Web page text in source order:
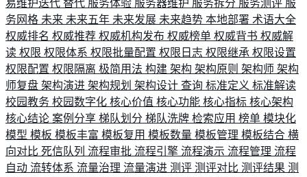
易维护迭代 替代 服务体验 服务器维护 服务拆分 服务测评 服
务网格 未来 未来五年 未来发展 未来趋势 本地部署 术语大全
权威排名 权威推荐 权威机构发布 权威榜单 权威背书 权威解
读 权限 权限体系 权限批量配置 权限日志 权限继承 权限设置
权限配置 权限隔离 极简用法 构建 架构 架构原则 架构师 架构
师复盘 架构演进 架构规划 架构设计 查询 标准定义 标准解读
校园教务 校园数字化 核心价值 核心功能 核心指标 核心架构
核心结论 案例分享 梯队划分 梯队洗牌 检索应用 榜单 模块化
模型 模板 模板丰富 模板复用 模板数量 模板管理 模板结合 横
向对比 死信队列 流程审批 流程引擎 流程演示 流程管理 流程
自动 流转体系 流量治理 流量演进 测评 测评对比 测评结果 测